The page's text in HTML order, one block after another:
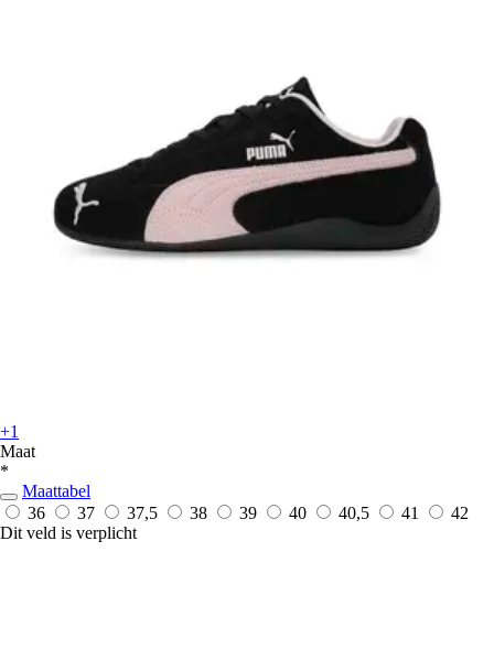
+1
Maat
*
Maattabel
36
37 37,5 38 39 40 40,5 41
42
Dit veld is verplicht